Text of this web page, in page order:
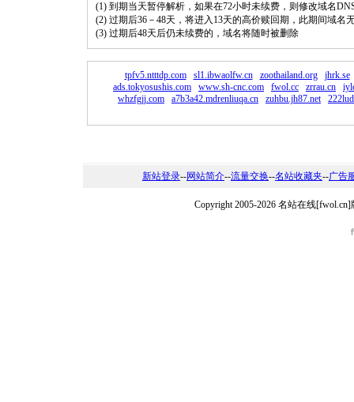
(1) 到期当天暂停解析，如果在72小时未续费，则修改域名
(2) 过期后36－48天，将进入13天的高价赎回期，此期间域名
(3) 过期后48天后仍未续费的，域名将随时被删除
tpfv5.ntttdp.com sl1.ibwaolfw.cn zoothailand.org
jhrk.se
ads.tokyosushis.com
www.sh-cnc.com fwol.cc zrrau.cn
whzfgjj.com
a7b3a42.mdrenliuqa.cn zuhbu.jh87.net
新站登录--网站简介--流量交换--名站收藏夹--广告
Copyright 2005-2026 名站在线